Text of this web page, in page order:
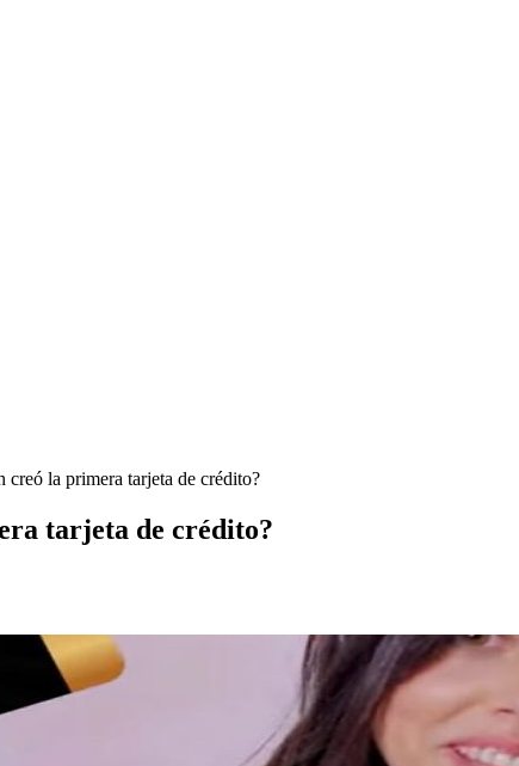
creó la primera tarjeta de crédito?
tarjeta de crédito?